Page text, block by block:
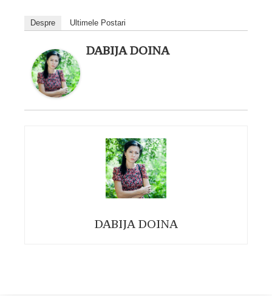
Despre Ultimele Postari
DABIJA DOINA
DABIJA DOINA